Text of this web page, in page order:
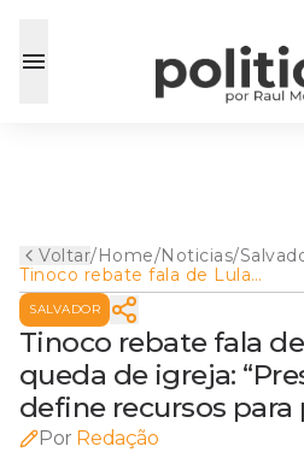
Voltar/Home/Noticias/
Tinoco rebate fala de Lula
sobre queda de igreja:
“Presidente é quem define
recursos para preservação”
SALVADOR
Tinoco rebate fala
queda de igreja:
define recursos para
Por Redação